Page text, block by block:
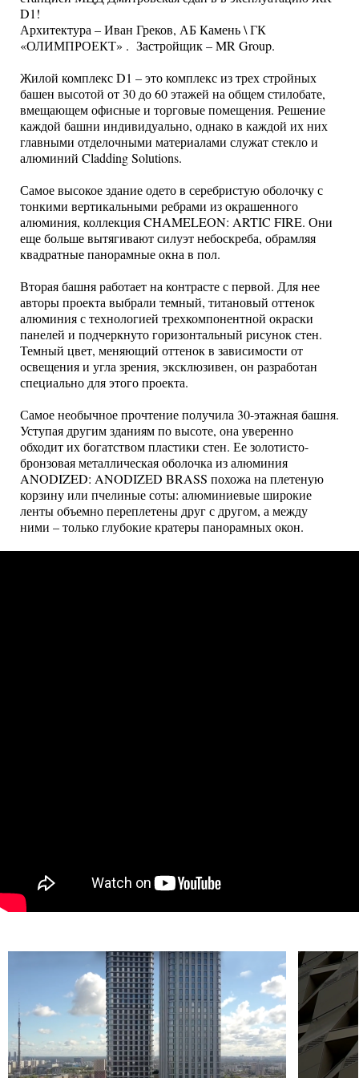
D1!
Архитектура – Иван Греков, АБ Камень \ ГК
«ОЛИМПРОЕКТ» . Застройщик – MR Group.
Жилой комплекс D1 – это комплекс из трех стройных
башен высотой от 30 до 60 этажей на общем стилобате,
вмещающем офисные и торговые помещения. Решение
каждой башни индивидуально, однако в каждой их них
главными отделочными материалами служат стекло и
алюминий Cladding Solutions.
Самое высокое здание одето в серебристую оболочку с
тонкими вертикальными ребрами из окрашенного
алюминия, коллекция CHAMELEON: ARTIC FIRE. Они
еще больше вытягивают силуэт небоскреба, обрамляя
квадратные панорамные окна в пол.
Вторая башня работает на контрасте с первой. Для нее
авторы проекта выбрали темный, титановый оттенок
алюминия с технологией трехкомпонентной окраски
панелей и подчеркнуто горизонтальный рисунок стен.
Темный цвет, меняющий оттенок в зависимости от
освещения и угла зрения, эксклюзивен, он разработан
специально для этого проекта.
Самое необычное прочтение получила 30-этажная башня.
Уступая другим зданиям по высоте, она уверенно
обходит их богатством пластики стен. Ее золотисто-
бронзовая металлическая оболочка из алюминия
ANODIZED: ANODIZED BRASS похожа на плетеную
корзину или пчелиные соты: алюминиевые широкие
ленты объемно переплетены друг с другом, а между
ними – только глубокие кратеры панорамных окон.